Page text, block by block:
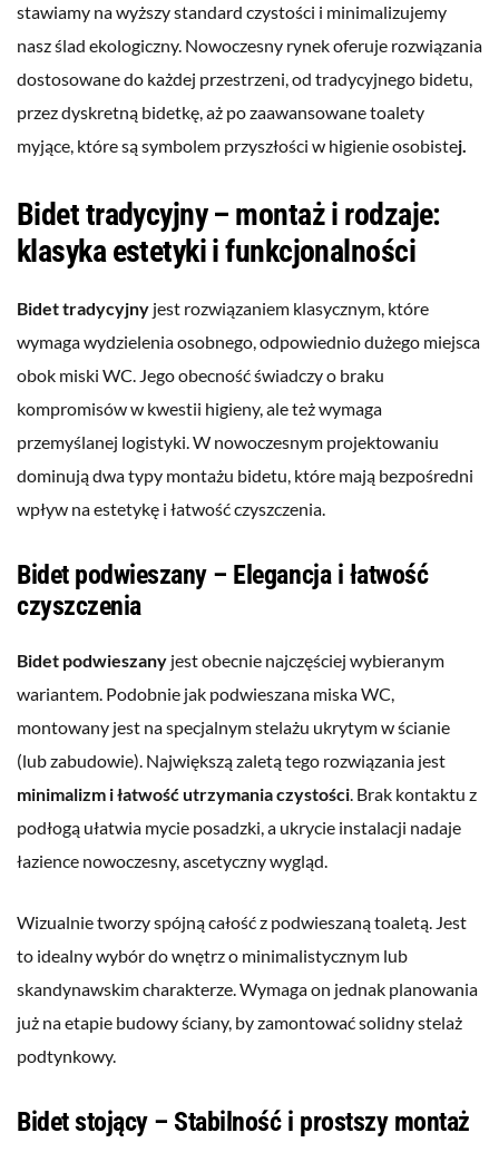
stawiamy na wyższy standard czystości i minimalizujemy
nasz ślad ekologiczny. Nowoczesny rynek oferuje rozwiązania
dostosowane do każdej przestrzeni, od tradycyjnego bidetu,
przez dyskretną bidetkę, aż po zaawansowane toalety
myjące, które są symbolem przyszłości w higienie osobistej.
Bidet tradycyjny – montaż i rodzaje:
klasyka estetyki i funkcjonalności
Bidet tradycyjny jest rozwiązaniem klasycznym, które
wymaga wydzielenia osobnego, odpowiednio dużego miejsca
obok miski WC. Jego obecność świadczy o braku
kompromisów w kwestii higieny, ale też wymaga
przemyślanej logistyki. W nowoczesnym projektowaniu
dominują dwa typy montażu bidetu, które mają bezpośredni
wpływ na estetykę i łatwość czyszczenia.
Bidet podwieszany – Elegancja i łatwość
czyszczenia
Bidet podwieszany jest obecnie najczęściej wybieranym
wariantem. Podobnie jak podwieszana miska WC,
montowany jest na specjalnym stelażu ukrytym w ścianie
(lub zabudowie). Największą zaletą tego rozwiązania jest
minimalizm i łatwość utrzymania czystości. Brak kontaktu z
podłogą ułatwia mycie posadzki, a ukrycie instalacji nadaje
łazience nowoczesny, ascetyczny wygląd.
Wizualnie tworzy spójną całość z podwieszaną toaletą. Jest
to idealny wybór do wnętrz o minimalistycznym lub
skandynawskim charakterze. Wymaga on jednak planowania
już na etapie budowy ściany, by zamontować solidny stelaż
podtynkowy.
Bidet stojący – Stabilność i prostszy montaż